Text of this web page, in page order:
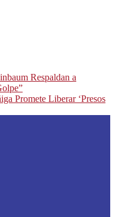
Respaldan a
Promete Liberar ‘Presos